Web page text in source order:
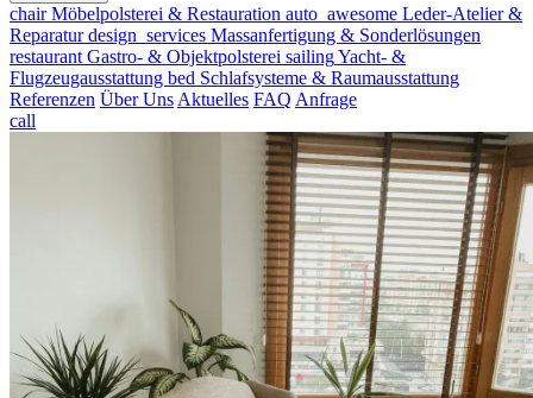
chairMöbelpolsterei & Restauration auto_awesome Leder-Atelier &
Reparaturdesign_services Massanfertigung & Sonderlösungen
restaurant Gastro- & Objektpolsterei sailingYacht- &
Flugzeugausstattung bed Schlafsysteme & Raumausstattung
Referenzen Über Uns Aktuelles FAQ Anfrage
call